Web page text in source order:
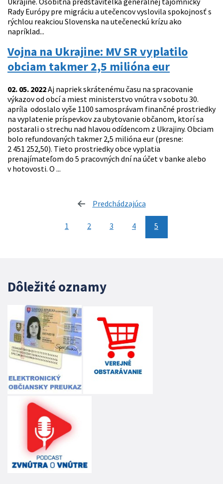
Rady Európy pre migráciu a utečencov vyslovila spokojnosť s
rýchlou reakciou Slovenska na utečeneckú krízu ako
napríklad...
Vojna na Ukrajine: MV SR vyplatilo
obciam takmer 2,5 milióna eur
02. 05. 2022Aj napriek skrátenému času na spracovanie
výkazov od obcí a miest ministerstvo vnútra v sobotu 30.
apríla odoslalo vyše 1100 samosprávam finančné prostriedky
na vyplatenie príspevkov za ubytovanie občanom, ktorí sa
postarali o strechu nad hlavou odídencom z Ukrajiny. Obciam
bolo refundovaných takmer 2,5 milióna eur (presne:
2 451 252,50). Tieto prostriedky obce vyplatia
prenajímateľom do 5 pracovných dní na účet v banke alebo
v hotovosti. O ...
Predchádzajúca
1 2 3 4 5
Dôležité oznamy